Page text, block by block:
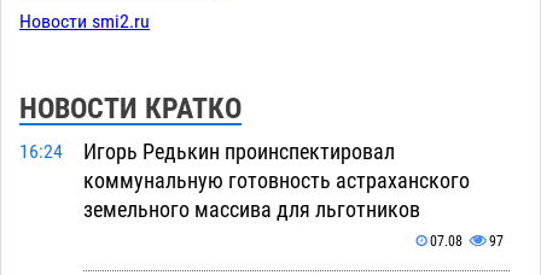
Новости smi2.ru
НОВОСТИ КРАТКО
16:24
Игорь Редькин проинспектировал
коммунальную готовность астраханского
земельного массива для льготников
07.08 97